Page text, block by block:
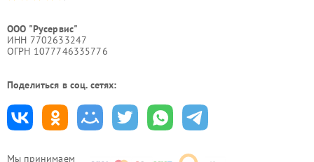
Мы принимаем
ООО "Русервис"
ИНН 7702633247
ОГРН 1077746335776
Поделиться в соц. сетях: